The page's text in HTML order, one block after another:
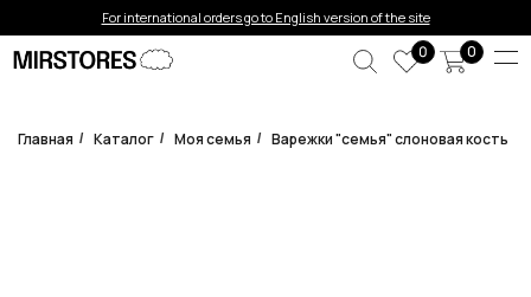
0
0
For international orders go to English version of the site
Error get alias
Главная / Каталог / Моя семья / Варежки "семья" слоновая кость